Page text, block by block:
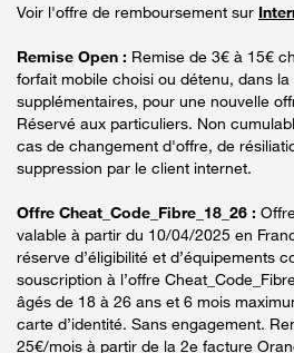
Voir l'offre de remboursement sur
Remise Open : Remise de 3€ à 15€
forfait mobile choisi ou détenu, dans
supplémentaires, pour une nouvelle
Réservé aux particuliers. Non
cas de changement d'offre, de
suppression par le client internet.
Offre Cheat_Code_Fibre_18_26 :
valable à partir du 10/04/2025 en
réserve d’éligibilité et d’équipements
souscription à l’offre
âgés de 18 à 26 ans et 6 mois
carte d’identité. Sans engagement.
25€/mois à partir de la 2e facture